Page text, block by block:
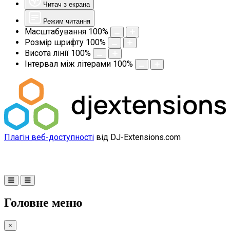
Читач з екрана
Режим читання
Масштабування 100%
Розмір шрифту 100%
Висота лінії 100%
Інтервал між літерами 100%
Плагін веб-доступності від DJ-Extensions.com
Головне меню
×